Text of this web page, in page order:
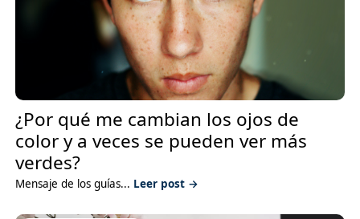
¿Por qué me cambian los ojos de
color y a veces se pueden ver más
verdes?
Mensaje de los guías... Leer post →